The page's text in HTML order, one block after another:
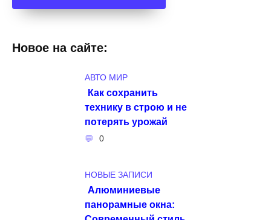
Новое на сайте:
АВТО МИР
Как сохранить
технику в строю и не
потерять урожай
0
НОВЫЕ ЗАПИСИ
Алюминиевые
панорамные окна: